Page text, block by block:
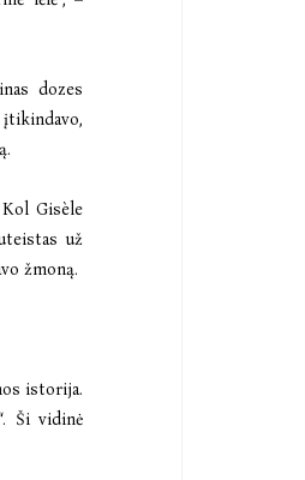
dozes
įtikindavo,
Gisèle
už
žmoną.
istorija.
Ši vidinė